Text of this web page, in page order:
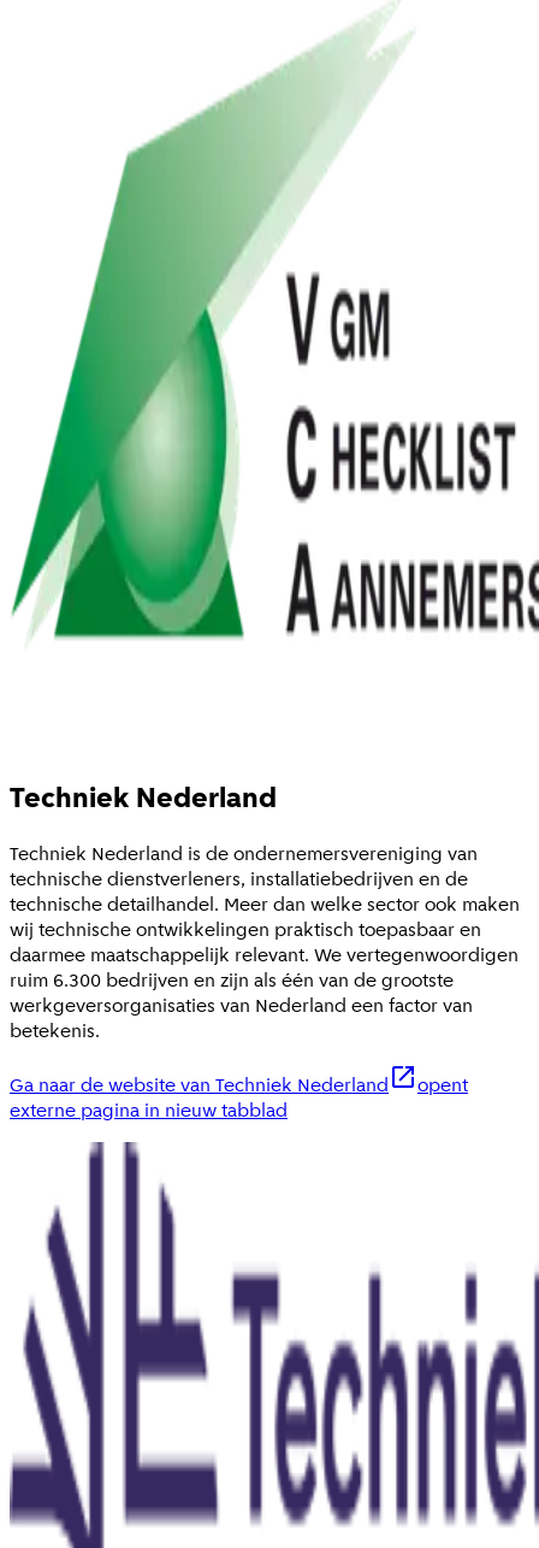
Techniek Nederland
Techniek Nederland is de ondernemersvereniging van
technische dienstverleners, installatiebedrijven en de
technische detailhandel. Meer dan welke sector ook maken
wij technische ontwikkelingen praktisch toepasbaar en
daarmee maatschappelijk relevant. We vertegenwoordigen
ruim 6.300 bedrijven en zijn als één van de grootste
werkgeversorganisaties van Nederland een factor van
betekenis.
Ga naar de website van Techniek Nederland
opent
externe pagina in nieuw tabblad